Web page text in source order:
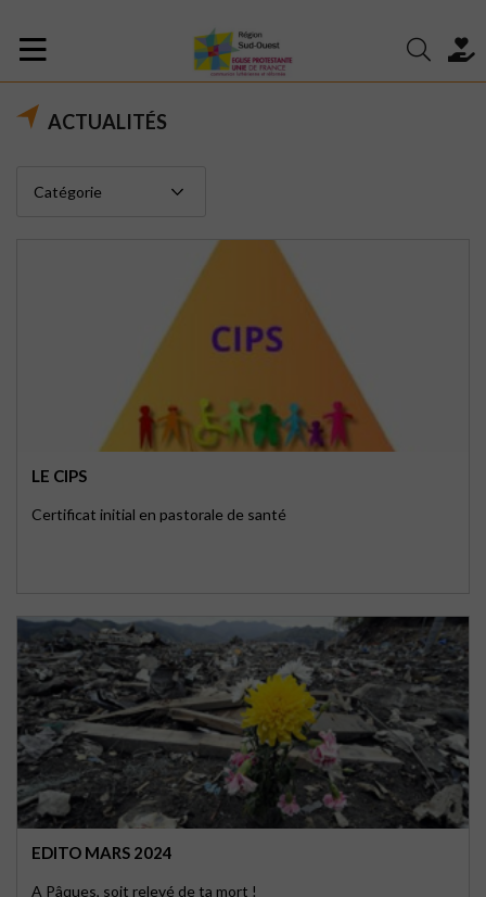
ACTUALITÉS
LE CIPS
Certificat initial en pastorale de santé
EDITO MARS 2024
A Pâques, soit relevé de ta mort !